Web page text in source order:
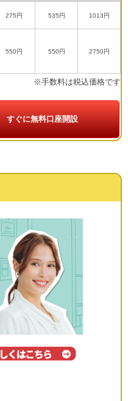
275円 535円 1013円
550円 550円 2750円
※手数料は税込価格です
すぐに無料口座開設